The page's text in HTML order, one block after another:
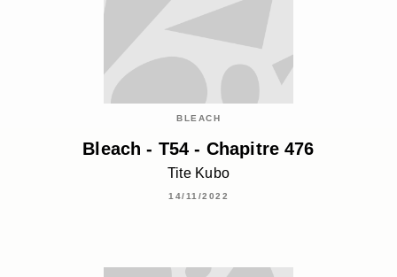
BLEACH
Bleach - T54 - Chapitre 476
Tite Kubo
14/11/2022